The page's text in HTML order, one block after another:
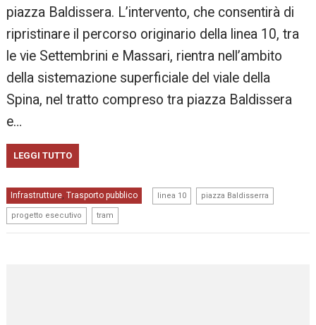
piazza Baldissera. L’intervento, che consentirà di
ripristinare il percorso originario della linea 10, tra
le vie Settembrini e Massari, rientra nell’ambito
della sistemazione superficiale del viale della
Spina, nel tratto compreso tra piazza Baldissera
e…
LEGGI TUTTO
Infrastrutture, Trasporto pubblico linea 10 piazza Baldisserra
progetto esecutivo tram